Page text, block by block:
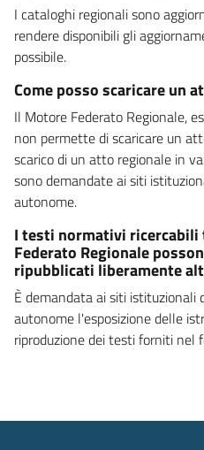
I cataloghi regionali sono
rendere disponibili gli
possibile.
Come posso scaricare un
Il Motore Federato Regionale,
non permette di scaricare un
scarico di un atto regionale in
sono demandate ai siti
autonome.
I testi normativi
Federato Regionale
ripubblicati liberamente
È demandata ai siti istituzionali
autonome l'esposizione delle
riproduzione dei testi forniti nel